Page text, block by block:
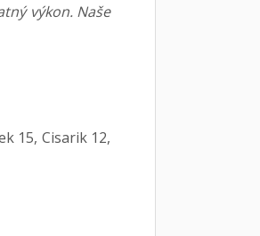
výkon. Naše
15, Cisarik 12,